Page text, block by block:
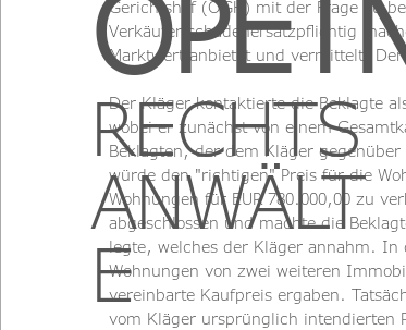
RECHTS
ANWÄLT
E
Gerichtshof (OGH) mit der Frage zu
Verkäufer schadenersatzpflichtig
Marktwert anbietet und vermittelt.
Der Kläger kontaktierte die Beklagte
wobei er zunächst von einem
Beklagten, der dem Kläger
würde den "richtigen" Preis für die
Wohnungen für EUR 780.000,00 zu
abgeschlossen und machte die
legte, welches der Kläger annahm.
Wohnungen von zwei weiteren
vereinbarte Kaufpreis ergaben.
vom Kläger ursprünglich intendierten